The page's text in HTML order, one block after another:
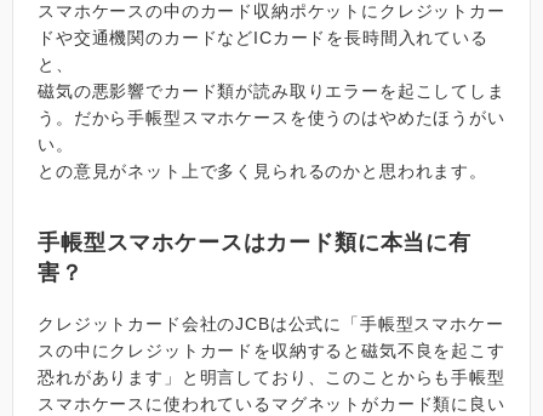
スマホケースの中のカード収納ポケットにクレジットカー
ドや交通機関のカードなどICカードを長時間入れている
と、
磁気の悪影響でカード類が読み取りエラーを起こしてしま
う。だから手帳型スマホケースを使うのはやめたほうがい
い。
との意見がネット上で多く見られるのかと思われます。
手帳型スマホケースはカード類に本当に有
害？
クレジットカード会社のJCBは公式に「手帳型スマホケー
スの中にクレジットカードを収納すると磁気不良を起こす
恐れがあります」と明言しており、このことからも手帳型
スマホケースに使われているマグネットがカード類に良い